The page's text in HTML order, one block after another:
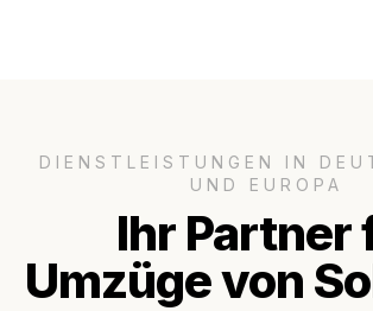
DIENSTLEISTUNGEN IN
UND EUROPA
Ihr Partner
Umzüge von